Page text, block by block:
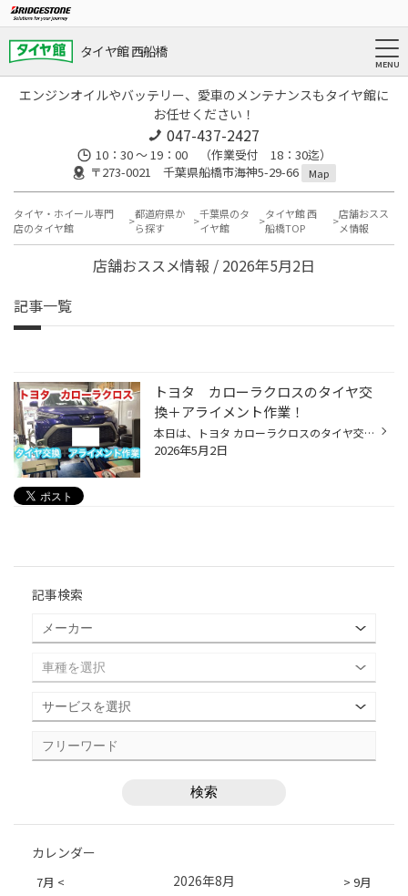
タイヤ館 西船橋
エンジンオイルやバッテリー、愛車のメンテナンスもタイヤ館に
お任せください！
047-437-2427
10：30 ～ 19：00 （作業受付 18：30迄）
〒273-0021 千葉県船橋市海神5-29-66
Map
タイヤ・ホイール専門
店のタイヤ館
都道府県か
ら探す
千葉県のタ
イヤ館
タイヤ館 西
船橋TOP
店舗おスス
メ情報
店舗おススメ情報 / 2026年5月2日
記事一覧
トヨタ カローラクロスのタイヤ交
換＋アライメント作業！
本日は、トヨタ カローラクロスのタイヤ交換＋アライメント作業になります。 交換前のタイヤ 交換するタイヤ 交換するタイヤは、ALENZA LX100 ブリヂストンのSUV専用・プレミアムコンフォートタイヤになります。 主な特徴 高い静粛性と乗り心地 REGNOの設計思想を取り入れ、SUV特有のロードノイズを...
2026年5月2日
記事検索
カレンダー
7月 < > 9月
2026年8月